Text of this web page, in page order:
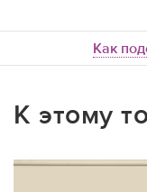
Как
К этому